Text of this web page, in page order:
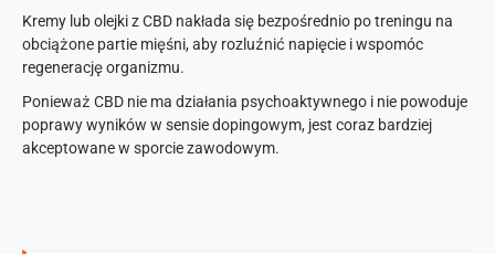
Kremy lub olejki z CBD nakłada się bezpośrednio po treningu na
obciążone partie mięśni, aby rozluźnić napięcie i wspomóc
regenerację organizmu.
Ponieważ CBD nie ma działania psychoaktywnego i nie powoduje
poprawy wyników w sensie dopingowym, jest coraz bardziej
akceptowane w sporcie zawodowym.